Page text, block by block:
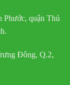
Phước, quận Thủ
Đông, Q.2,